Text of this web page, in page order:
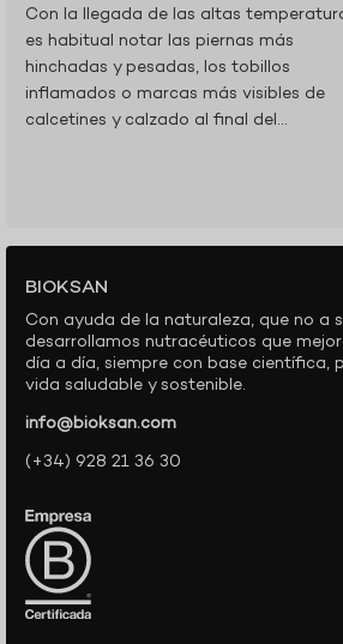
Con la llegada de las altas
es habitual notar las piernas más
hinchadas y pesadas, los tobillos
inflamados o marcas más visibles de
calcetines y calzado al final del...
BIOKSAN
Con ayuda de la naturaleza, que no a
desarrollamos nutracéuticos que
día a día, siempre con base científica,
vida saludable y sostenible.
info@bioksan.com
(+34) 928 21 36 30